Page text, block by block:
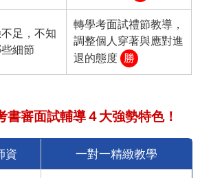
足，不知
細節
轉學考面試禮節教導，
調整個人穿著與應對進
退的態度 勝
審面試輔導４大強勢特色！
資 一對一精緻教學